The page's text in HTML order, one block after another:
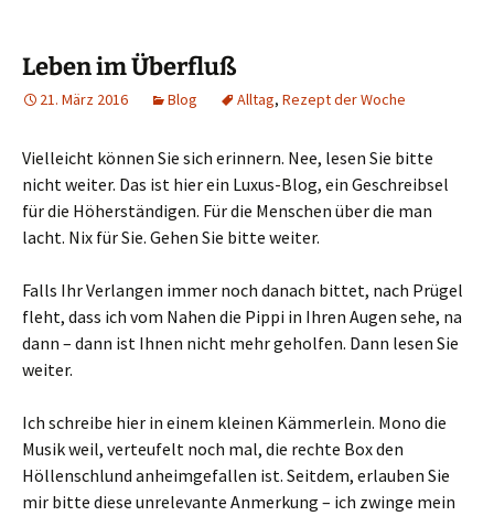
Leben im Überfluß
21. März 2016 Blog Alltag, Rezept der Woche
Vielleicht können Sie sich erinnern. Nee, lesen Sie bitte
nicht weiter. Das ist hier ein Luxus-Blog, ein Geschreibsel
für die Höherständigen. Für die Menschen über die man
lacht. Nix für Sie. Gehen Sie bitte weiter.
Falls Ihr Verlangen immer noch danach bittet, nach Prügel
fleht, dass ich vom Nahen die Pippi in Ihren Augen sehe, na
dann – dann ist Ihnen nicht mehr geholfen. Dann lesen Sie
weiter.
Ich schreibe hier in einem kleinen Kämmerlein. Mono die
Musik weil, verteufelt noch mal, die rechte Box den
Höllenschlund anheimgefallen ist. Seitdem, erlauben Sie
mir bitte diese unrelevante Anmerkung – ich zwinge mein